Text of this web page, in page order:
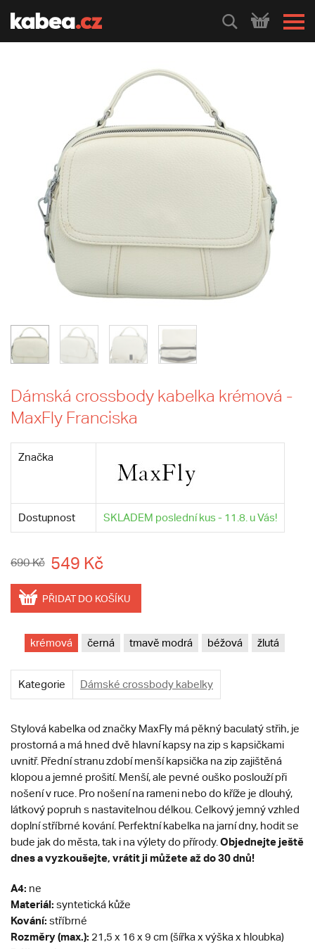
HLEDEJ
Dámská crossbody kabelka krémová -
MaxFly Franciska
Značka
Dostupnost SKLADEM poslední kus - 11.8. u Vás!
690 Kč 549 Kč
PŘIDAT DO KOŠÍKU
krémová černá tmavě modrá béžová žlutá
Kategorie Dámské crossbody kabelky
Stylová kabelka od značky MaxFly má pěkný baculatý střih, je
prostorná a má hned dvě hlavní kapsy na zip s kapsičkami
uvnitř. Přední stranu zdobí menší kapsička na zip zajištěná
klopou a jemné prošití. Menší, ale pevné ouško poslouží při
nošení v ruce. Pro nošení na rameni nebo do kříže je dlouhý,
látkový popruh s nastavitelnou délkou. Celkový jemný vzhled
doplní stříbrné kování. Perfektní kabelka na jarní dny, hodit se
bude jak do města, tak i na výlety do přírody. Objednejte ještě
dnes a vyzkoušejte, vrátit ji můžete až do 30 dnů!
A4: ne
Materiál: syntetická kůže
Kování: stříbrné
Rozměry (max.): 21,5 x 16 x 9 cm (šířka x výška x hloubka)